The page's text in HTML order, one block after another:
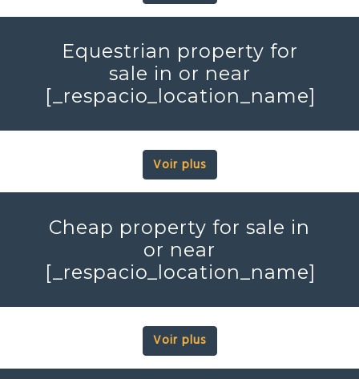
Equestrian property for
sale in or near
[_respacio_location_name]
Voir plus
Cheap property for sale in
or near
[_respacio_location_name]
Voir plus